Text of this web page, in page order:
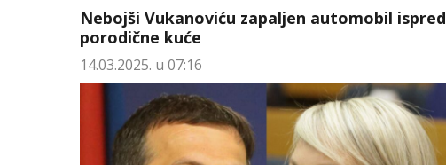
Nebojši Vukanoviću zapaljen automobil ispred
porodične kuće
14.03.2025. u 07:16